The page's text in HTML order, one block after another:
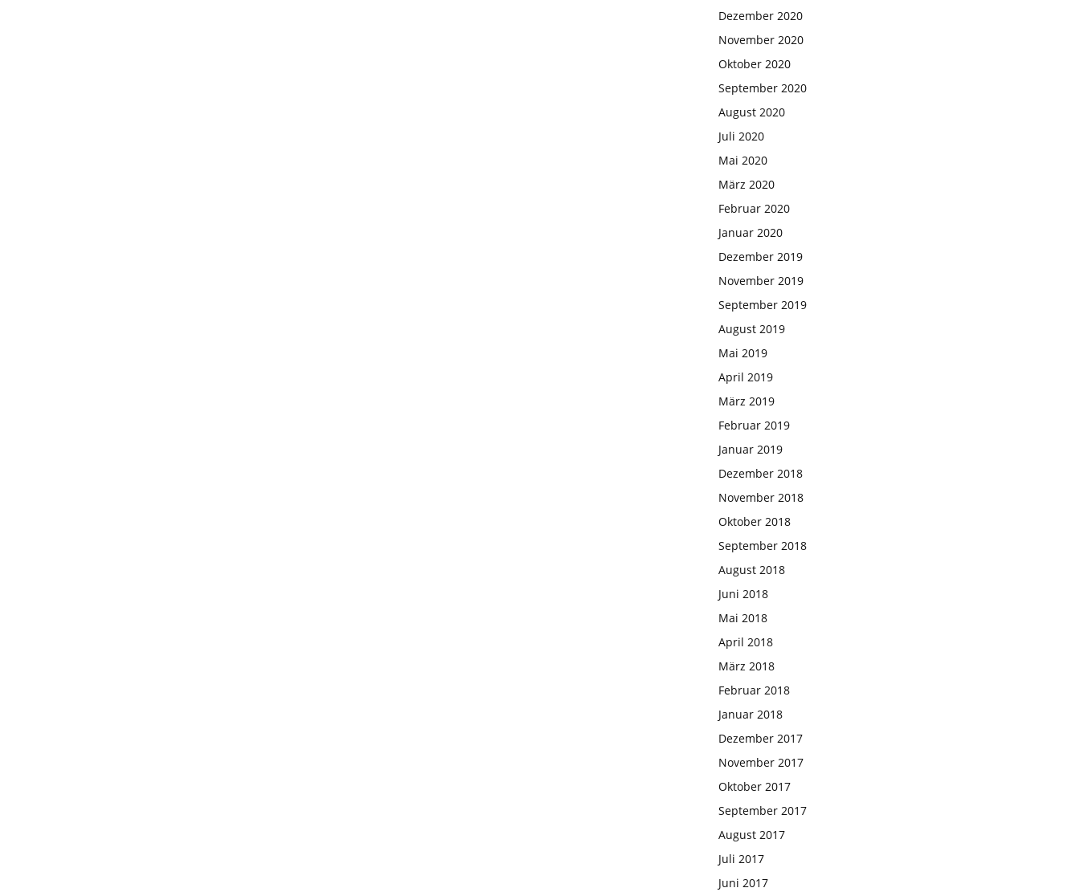
Dezember 2020
November 2020
Oktober 2020
September 2020
August 2020
Juli 2020
Mai 2020
März 2020
Februar 2020
Januar 2020
Dezember 2019
November 2019
September 2019
August 2019
Mai 2019
April 2019
März 2019
Februar 2019
Januar 2019
Dezember 2018
November 2018
Oktober 2018
September 2018
August 2018
Juni 2018
Mai 2018
April 2018
März 2018
Februar 2018
Januar 2018
Dezember 2017
November 2017
Oktober 2017
September 2017
August 2017
Juli 2017
Juni 2017